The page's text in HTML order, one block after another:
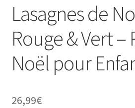
Lasagnes de
Rouge & Vert –
Noël pour
26,99€